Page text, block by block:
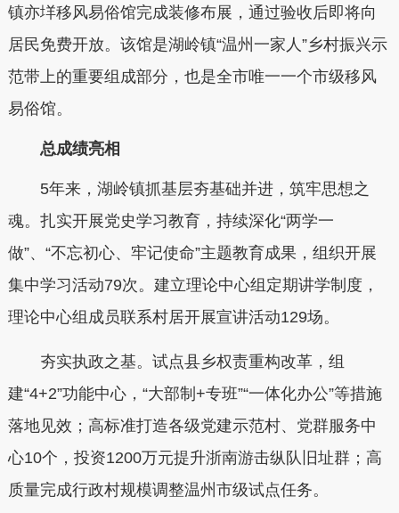
镇亦垟移风易俗馆完成装修布展，通过验收后即将向
居民免费开放。该馆是湖岭镇“温州一家人”乡村振兴示
范带上的重要组成部分，也是全市唯一一个市级移风
易俗馆。
总成绩亮相
5年来，湖岭镇抓基层夯基础并进，筑牢思想之
魂。扎实开展党史学习教育，持续深化“两学一
做”、“不忘初心、牢记使命”主题教育成果，组织开展
集中学习活动79次。建立理论中心组定期讲学制度，
理论中心组成员联系村居开展宣讲活动129场。
夯实执政之基。试点县乡权责重构改革，组
建“4+2”功能中心，“大部制+专班”“一体化办公”等措施
落地见效；高标准打造各级党建示范村、党群服务中
心10个，投资1200万元提升浙南游击纵队旧址群；高
质量完成行政村规模调整温州市级试点任务。